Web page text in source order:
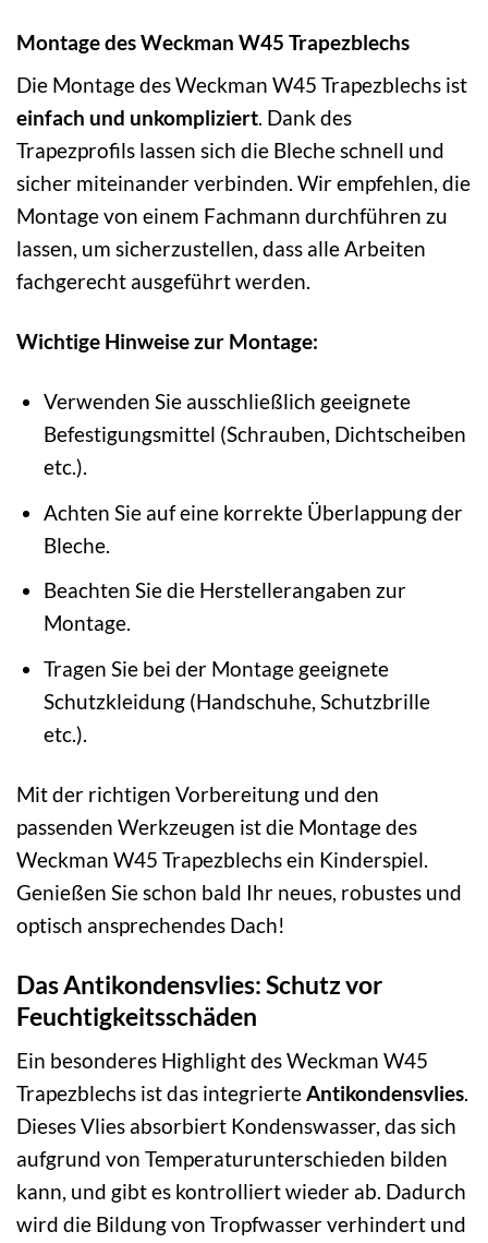
Montage des Weckman W45 Trapezblechs
Die Montage des Weckman W45 Trapezblechs ist
einfach und unkompliziert. Dank des
Trapezprofils lassen sich die Bleche schnell und
sicher miteinander verbinden. Wir empfehlen, die
Montage von einem Fachmann durchführen zu
lassen, um sicherzustellen, dass alle Arbeiten
fachgerecht ausgeführt werden.
Wichtige Hinweise zur Montage:
Verwenden Sie ausschließlich geeignete
Befestigungsmittel (Schrauben, Dichtscheiben
etc.).
Achten Sie auf eine korrekte Überlappung der
Bleche.
Beachten Sie die Herstellerangaben zur
Montage.
Tragen Sie bei der Montage geeignete
Schutzkleidung (Handschuhe, Schutzbrille
etc.).
Mit der richtigen Vorbereitung und den
passenden Werkzeugen ist die Montage des
Weckman W45 Trapezblechs ein Kinderspiel.
Genießen Sie schon bald Ihr neues, robustes und
optisch ansprechendes Dach!
Das Antikondensvlies: Schutz vor
Feuchtigkeitsschäden
Ein besonderes Highlight des Weckman W45
Trapezblechs ist das integrierteAntikondensvlies.
Dieses Vlies absorbiert Kondenswasser, das sich
aufgrund von Temperaturunterschieden bilden
kann, und gibt es kontrolliert wieder ab. Dadurch
wird die Bildung von Tropfwasser verhindert und